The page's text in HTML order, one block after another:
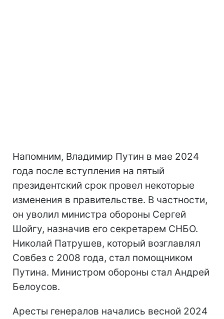
Напомним, Владимир Путин в мае 2024
года после вступления на пятый
президентский срок провел некоторые
изменения в правительстве. В частности,
он уволил министра обороны Сергей
Шойгу, назначив его секретарем СНБО.
Николай Патрушев, который возглавлял
Совбез с 2008 года, стал помощником
Путина. Министром обороны стал Андрей
Белоусов.
Аресты генералов начались весной 2024